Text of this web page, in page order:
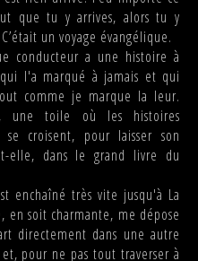
que tu y arrives, alors tu y
un voyage évangélique.
conducteur a une histoire à
l'a marqué à jamais et qui
comme je marque la leur.
une toile où les histoires
croisent, pour laisser son
elle, dans le grand livre du
enchaîné très vite jusqu'à La
en soit charmante, me dépose
directement dans une autre
pour ne pas tout traverser à